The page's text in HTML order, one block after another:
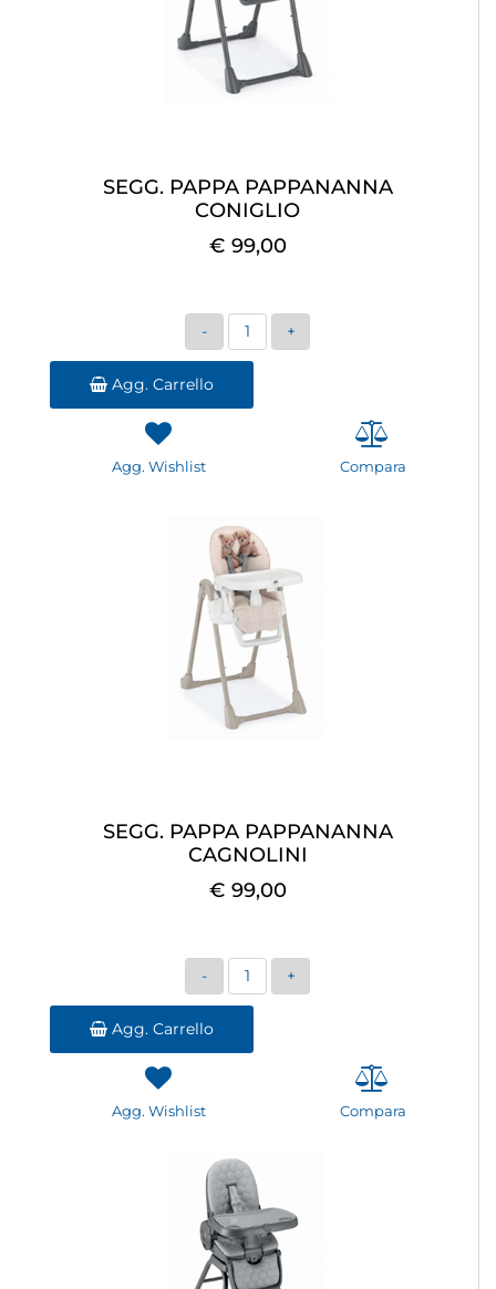
SEGG. PAPPA PAPPANANNA
CONIGLIO
€ 99,00
Quantità
Agg. Carrello
Agg. Wishlist Compara
SEGG. PAPPA PAPPANANNA
CAGNOLINI
€ 99,00
Quantità
Agg. Carrello
Agg. Wishlist Compara